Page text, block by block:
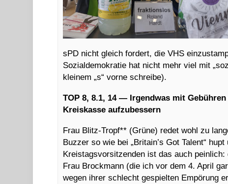
sPD nicht gleich fordert, die VHS
Sozialdemokratie hat nicht mehr viel mit
kleinem „s“ vorne schreibe).
TOP 8, 8.1, 14— Irgendwas mit
Kreiskasse aufzubessern
Frau Blitz-Tropf** (Grüne) redet wohl zu
Buzzer so wie bei „Britain’s Got Talent“
Kreistagsvorsitzenden ist das auch
Frau Brockmann (die ich vor dem 4. April
wegen ihrer schlecht gespielten Empörung